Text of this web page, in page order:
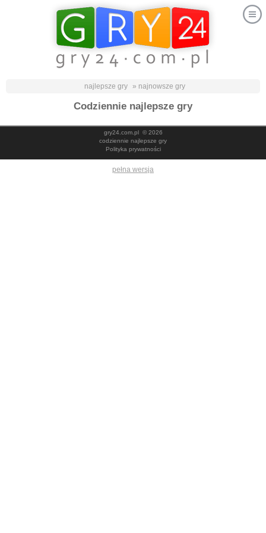
najlepsze gry » najnowsze gry
Codziennie najlepsze gry
gry24.com.pl© 2026
codziennie najlepsze gry
Polityka prywatności
pełna wersja